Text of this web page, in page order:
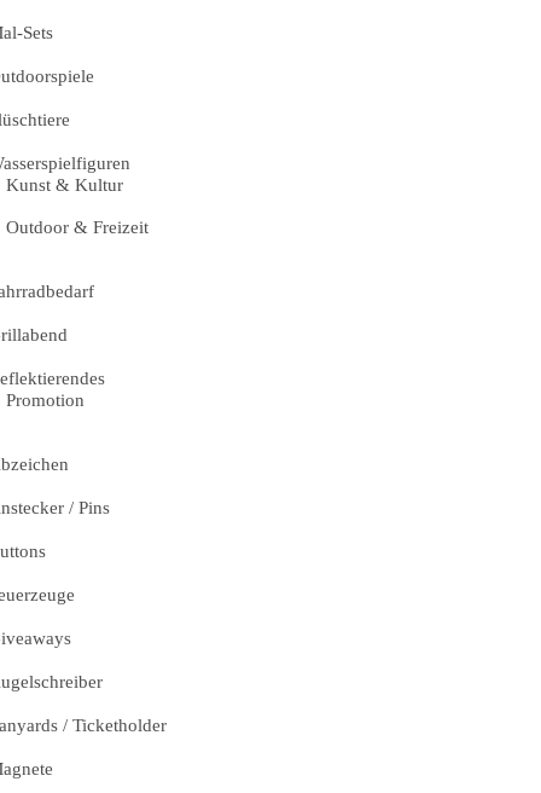
Sets
Kunst & Kultur
Outdoor & Freizeit
Promotion
/ Pins
/ Ticketholder